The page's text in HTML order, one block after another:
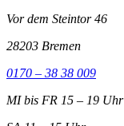
Vor dem Steintor 46
28203 Bremen
0170 – 38 38 009
MI bis FR 15 – 19 Uhr